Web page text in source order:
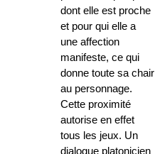
dont elle est proche
et pour qui elle a
une affection
manifeste, ce qui
donne toute sa chair
au personnage.
Cette proximité
autorise en effet
tous les jeux. Un
dialogue platonicien